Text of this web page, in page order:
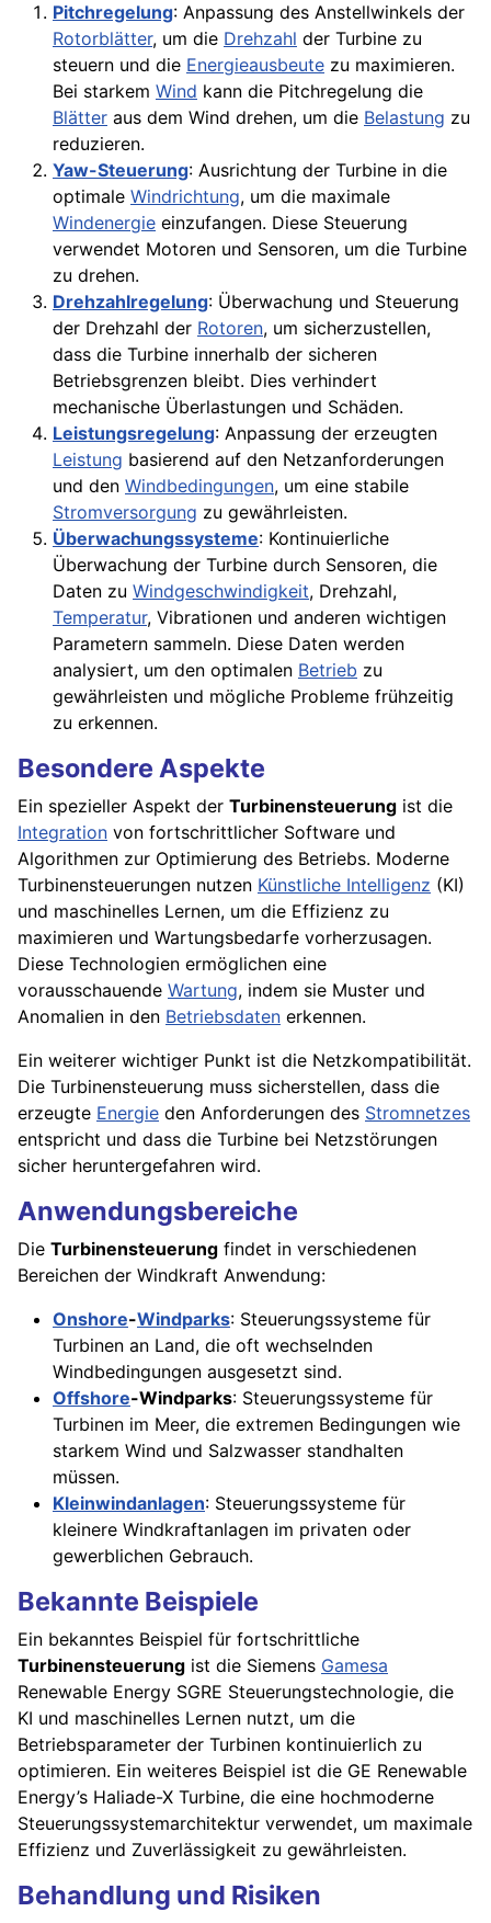
Pitchregelung: Anpassung des Anstellwinkels der
Rotorblätter, um die Drehzahl der Turbine zu
steuern und die Energieausbeute zu maximieren.
Bei starkem Wind kann die Pitchregelung die
Blätter aus dem Wind drehen, um die Belastung zu
reduzieren.
Yaw-Steuerung: Ausrichtung der Turbine in die
optimale Windrichtung, um die maximale
Windenergie einzufangen. Diese Steuerung
verwendet Motoren und Sensoren, um die Turbine
zu drehen.
Drehzahlregelung: Überwachung und Steuerung
der Drehzahl der Rotoren, um sicherzustellen,
dass die Turbine innerhalb der sicheren
Betriebsgrenzen bleibt. Dies verhindert
mechanische Überlastungen und Schäden.
Leistungsregelung: Anpassung der erzeugten
Leistung basierend auf den Netzanforderungen
und den Windbedingungen, um eine stabile
Stromversorgung zu gewährleisten.
Überwachungssysteme: Kontinuierliche
Überwachung der Turbine durch Sensoren, die
Daten zu Windgeschwindigkeit, Drehzahl,
Temperatur, Vibrationen und anderen wichtigen
Parametern sammeln. Diese Daten werden
analysiert, um den optimalen Betrieb zu
gewährleisten und mögliche Probleme frühzeitig
zu erkennen.
Besondere Aspekte
Ein spezieller Aspekt der Turbinensteuerung ist die
Integration von fortschrittlicher Software und
Algorithmen zur Optimierung des Betriebs. Moderne
Turbinensteuerungen nutzen Künstliche Intelligenz (KI)
und maschinelles Lernen, um die Effizienz zu
maximieren und Wartungsbedarfe vorherzusagen.
Diese Technologien ermöglichen eine
vorausschauende Wartung, indem sie Muster und
Anomalien in den Betriebsdaten erkennen.
Ein weiterer wichtiger Punkt ist die Netzkompatibilität.
Die Turbinensteuerung muss sicherstellen, dass die
erzeugte Energie den Anforderungen des Stromnetzes
entspricht und dass die Turbine bei Netzstörungen
sicher heruntergefahren wird.
Anwendungsbereiche
Die Turbinensteuerung findet in verschiedenen
Bereichen der Windkraft Anwendung:
Onshore-Windparks: Steuerungssysteme für
Turbinen an Land, die oft wechselnden
Windbedingungen ausgesetzt sind.
Offshore-Windparks: Steuerungssysteme für
Turbinen im Meer, die extremen Bedingungen wie
starkem Wind und Salzwasser standhalten
müssen.
Kleinwindanlagen: Steuerungssysteme für
kleinere Windkraftanlagen im privaten oder
gewerblichen Gebrauch.
Bekannte Beispiele
Ein bekanntes Beispiel für fortschrittliche
Turbinensteuerung ist die Siemens Gamesa
Renewable Energy SGRE Steuerungstechnologie, die
KI und maschinelles Lernen nutzt, um die
Betriebsparameter der Turbinen kontinuierlich zu
optimieren. Ein weiteres Beispiel ist die GE Renewable
Energy’s Haliade-X Turbine, die eine hochmoderne
Steuerungssystemarchitektur verwendet, um maximale
Effizienz und Zuverlässigkeit zu gewährleisten.
Behandlung und Risiken